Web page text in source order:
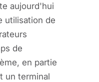
aujourd'hui
utilisation de
de
en partie
un terminal